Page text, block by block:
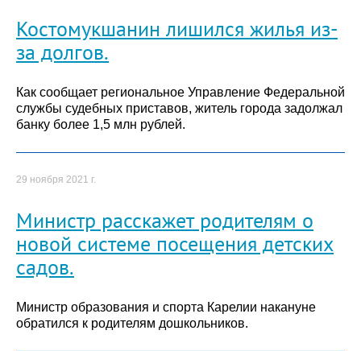
Костомукшанин лишился жилья из-
за долгов.
Как сообщает региональное Управление Федеральной
службы судебных приставов, житель города задолжал
банку более 1,5 млн рублей.
29 ноября 2021 г.
Министр расскажет родителям о
новой системе посещения детских
садов.
Министр образования и спорта Карелии накануне
обратился к родителям дошкольников.